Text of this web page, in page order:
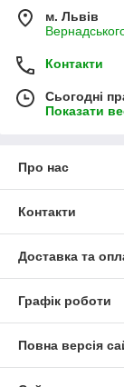
м. Львів
Контакти
Сьогодні
Показати
Про нас
Контакти
Доставка та
Графік роботи
Повна версія